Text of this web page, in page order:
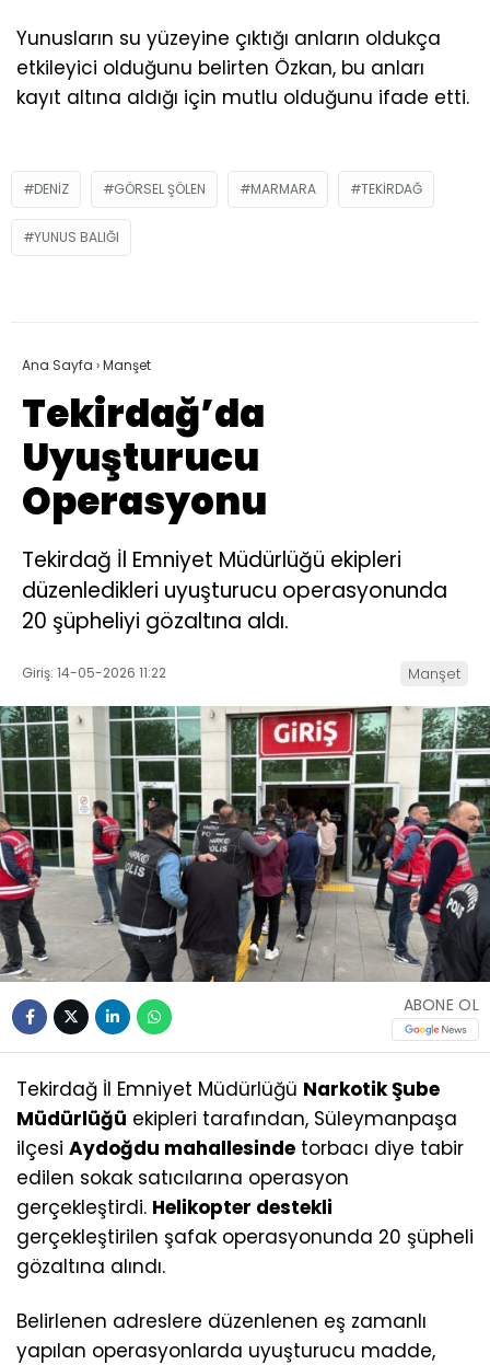
Yunusların su yüzeyine çıktığı anların oldukça
etkileyici olduğunu belirten Özkan, bu anları
kayıt altına aldığı için mutlu olduğunu ifade etti.
DENIZ GÖRSEL ŞÖLEN MARMARA TEKIRDAĞ
YUNUS BALIĞI
Ana Sayfa ›Manşet
Tekirdağ’da
Uyuşturucu
Operasyonu
Tekirdağ İl Emniyet Müdürlüğü ekipleri
düzenledikleri uyuşturucu operasyonunda
20 şüpheliyi gözaltına aldı.
Giriş: 14-05-2026 11:22 Manşet
ABONE OL
Tekirdağ İl Emniyet Müdürlüğü Narkotik Şube
Müdürlüğü ekipleri tarafından, Süleymanpaşa
ilçesi Aydoğdu mahallesinde torbacı diye tabir
edilen sokak satıcılarına operasyon
gerçekleştirdi. Helikopter destekli
gerçekleştirilen şafak operasyonunda 20 şüpheli
gözaltına alındı.
Belirlenen adreslere düzenlenen eş zamanlı
yapılan operasyonlarda uyuşturucu madde,